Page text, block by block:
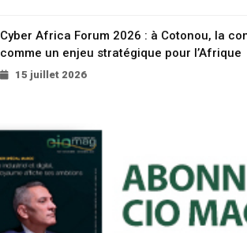
Cyber Africa Forum 2026 : à Cotonou, la
comme un enjeu stratégique pour l’Afrique
15 juillet 2026